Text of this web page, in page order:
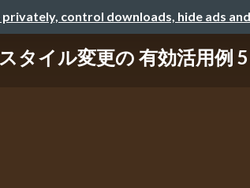
control downloads, hide ads
タイル変更の 有効活用例